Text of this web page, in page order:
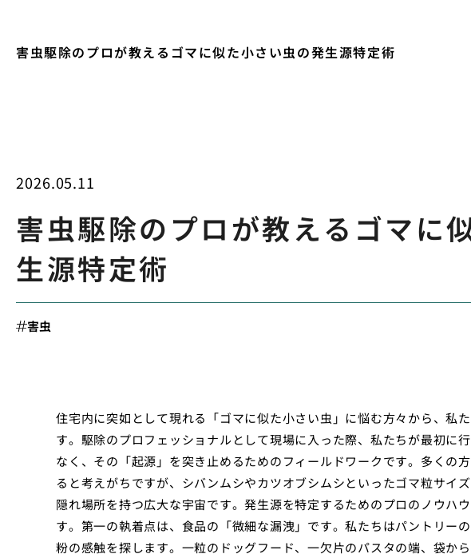
害虫駆除のプロが教えるゴマに似た小さい虫の発生源特定術
2026.05.11
害虫駆除のプロが教えるゴマに
生源特定術
害虫
住宅内に突如として現れる「ゴマに似た小さい虫」に悩む方々から、私
す。駆除のプロフェッショナルとして現場に入った際、私たちが最初に
なく、その「起源」を突き止めるためのフィールドワークです。多くの
ると考えがちですが、シバンムシやカツオブシムシといったゴマ粒サイ
隠れ場所を持つ広大な宇宙です。発生源を特定するためのプロのノウハ
す。第一の執着点は、食品の「微細な漏洩」です。私たちはパントリー
粉の感触を探します。一粒のドッグフード、一欠片のパスタの端、袋か